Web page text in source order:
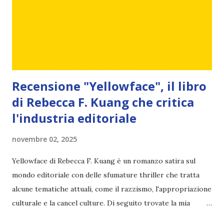
Recensione "Yellowface", il libro
di Rebecca F. Kuang che critica
l'industria editoriale
novembre 02, 2025
Yellowface di Rebecca F. Kuang è un romanzo satira sul
mondo editoriale con delle sfumature thriller che tratta
alcune tematiche attuali, come il razzismo, l'appropriazione
culturale e la cancel culture. Di seguito trovate la mia